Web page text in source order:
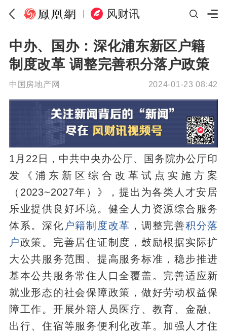
风财讯
中办、国办：深化浦东新区户籍
制度改革 调整完善积分落户政策
中国房地产网 2024-01-23 08:42
1月22日，中共中央办公厅、国务院办公厅印
发《浦东新区综合改革试点实施方案
（2023~2027年）》，提出为各类人才安居
乐业提供良好环境。健全人力资源综合服务
体系。深化 户籍制度改革 ，调整完善积分落
户政策。完善居住证制度，鼓励根据实际扩
大公共服务范围、提高服务标准，稳步推进
基本公共服务常住人口全覆盖。完善适应新
就业形态的社会保障政策，做好劳动权益保
障工作。开展外籍人员医疗、教育、金融、
出行、住宿等服务便利化改革。加强人才住